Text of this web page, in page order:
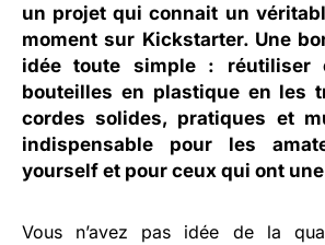
un projet qui connait un
moment sur Kickstarter. Une
idée toute simple : réutiliser
bouteilles en plastique en les
cordes solides, pratiques et
indispensable pour les
yourself et pour ceux qui ont
Vous n’avez pas idée de la